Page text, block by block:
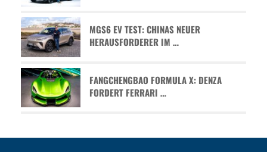
MGS6 EV TEST: CHINAS NEUER
HERAUSFORDERER IM …
FANGCHENGBAO FORMULA X: DENZA
FORDERT FERRARI …